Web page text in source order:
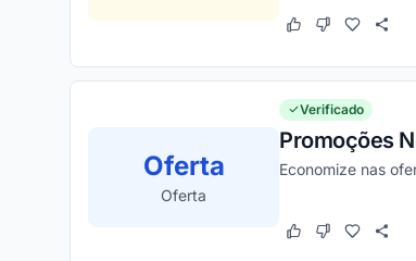
Este cupom
Este cupom
Oferta
Oferta
Verificado
Promoções
Economize nas
Este cupom
Este cupom